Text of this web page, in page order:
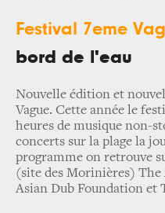
Festival 7eme
bord de l'eau
Nouvelle édition et
Vague. Cette année le
heures de musique non-
concerts sur la plage la
programme on retrouve
(site des Morinières)
Asian Dub Foundation et